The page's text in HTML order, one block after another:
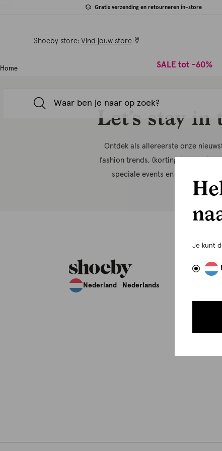
Gratis verzending en retourneren in-store
Shoeby store: Vind jouw store
SALE tot -60%
Home
Let’s stay in
Ontdek als allereerste onze
fashion trends, (kortings)acties én
speciale events en exclusieve
Nederland Nederlands
Je kunt